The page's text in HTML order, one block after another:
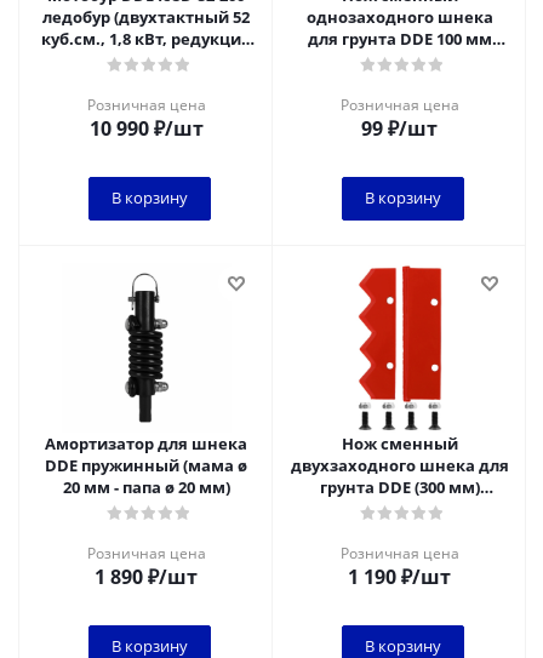
ледобур (двухтактный 52
куб.см., 1,8 кВт, редукция
25:1, 9,0 кг, макс. ф = 2
Розничная цена
10 990₽/шт
В корзину
однозаходного шнека
для грунта DDE 100 мм
(один)
Розничная цена
99₽/шт
В корзину
Амортизатор для шнека
DDE пружинный (мама ø
20 мм - папа ø 20 мм)
Розничная цена
1 890₽/шт
В корзину
Нож сменный
двухзаходного шнека для
грунта DDE (300 мм)
(120х32х4мм, плоский)
Розничная цена
1 190₽/шт
В корзину